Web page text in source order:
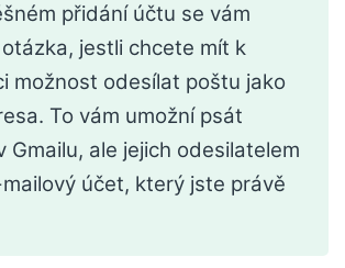
přidání účtu se vám
jestli chcete mít k
možnost odesílat poštu jako
To vám umožní psát
Gmailu, ale jejich odesilatelem
účet, který jste právě